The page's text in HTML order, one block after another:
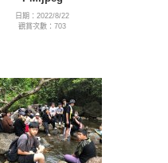
日期：2022/8/22
觀賞次數：703